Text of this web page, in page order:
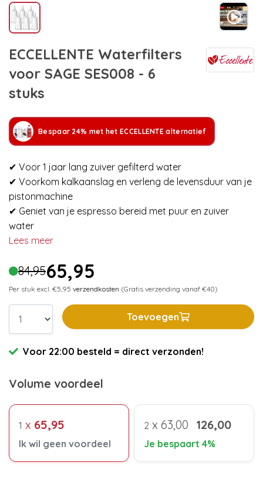
ECCELLENTE Waterfilters
voor SAGE SES008 - 6
stuks
Bespaar 24% met het ECCELLENTE alternatief
✔ Voor 1 jaar lang zuiver gefilterd water
✔ Voorkom kalkaanslag en verleng de levensduur van je
pistonmachine
✔ Geniet van je espresso bereid met puur en zuiver
water
Lees meer
84,9565,95
Per stuk excl. €5,95 verzendkosten (Gratis verzending vanaf €40)
Toevoegen
Voor 22:00 besteld = direct verzonden!
Volume voordeel
1 x 65,95
Ik wil geen voordeel
2 x 63,00 126,00
Je bespaart 4%